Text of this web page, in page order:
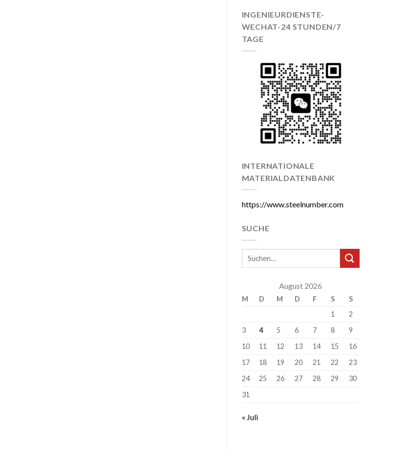
INGENIEURDIENSTE-
WECHAT-24 STUNDEN/7
TAGE
INTERNATIONALE
MATERIALDATENBANK
https://www.steelnumber.com
SUCHE
August 2026
M D M D F S
S
1
2
3
4 5 6 7 8
9
10
11 12 13 14 15
16
17
18 19 20 21 22
23
24
25 26 27 28 29
30
31
« Juli